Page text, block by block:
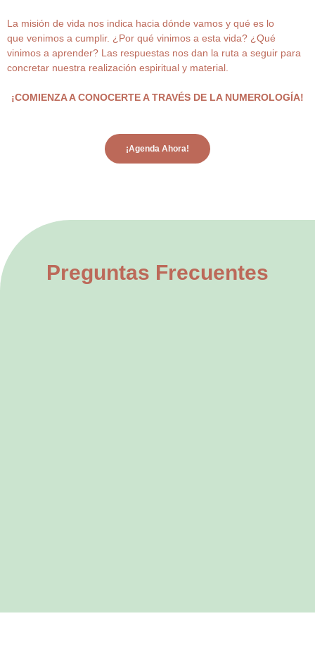
La misión de vida nos indica hacia dónde vamos y qué es lo
que venimos a cumplir. ¿Por qué vinimos a esta vida? ¿Qué
vinimos a aprender? Las respuestas nos dan la ruta a seguir para
concretar nuestra realización espiritual y material.
¡COMIENZA A CONOCERTE A TRAVÉS DE LA NUMEROLOGÍA!
¡Agenda Ahora!
Preguntas Frecuentes